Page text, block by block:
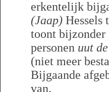
erkentelijk
(Jaap) Hessels
toont bijzonder
personen uut
(niet meer
Bijgaande
van.